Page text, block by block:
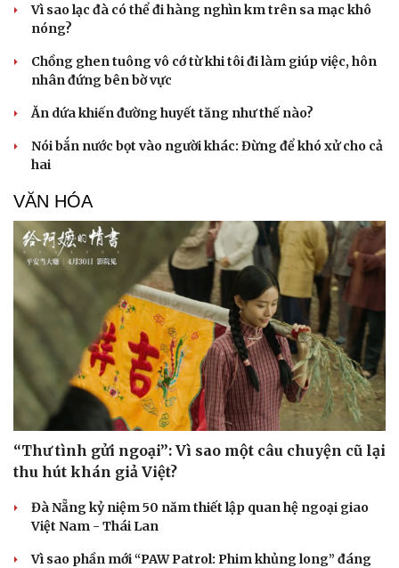
Vì sao lạc đà có thể đi hàng nghìn km trên sa mạc khô
nóng?
Chồng ghen tuông vô cớ từ khi tôi đi làm giúp việc, hôn
nhân đứng bên bờ vực
Ăn dứa khiến đường huyết tăng như thế nào?
Nói bắn nước bọt vào người khác: Đừng để khó xử cho cả
hai
VĂN HÓA
“Thư tình gửi ngoại”: Vì sao một câu chuyện cũ lại
thu hút khán giả Việt?
Đà Nẵng kỷ niệm 50 năm thiết lập quan hệ ngoại giao
Việt Nam - Thái Lan
Vì sao phần mới “PAW Patrol: Phim khủng long” đáng